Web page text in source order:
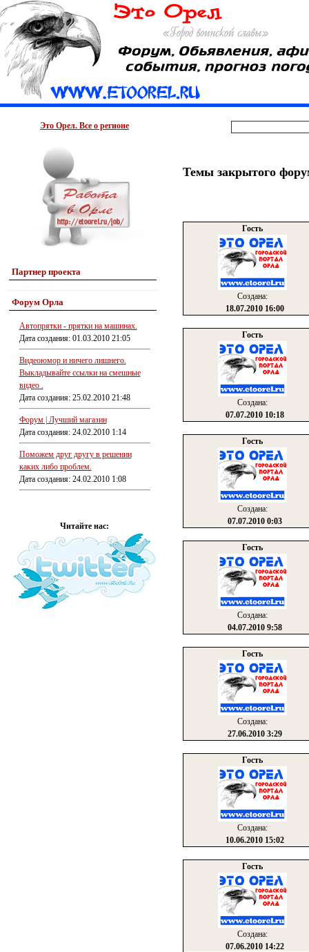
Это Орел. Все о регионе
Партнер проекта
Форум Орла
Автопрятки - прятки на машинах.
Дата создания: 01.03.2010 21:05
Видеоюмор и ничего лишнего.
Выкладывайте ссылки на смешные
видео .
Дата создания: 25.02.2010 21:48
Форум | Лучший магазин
Дата создания: 24.02.2010 1:14
Поможем друг другу в решении
каких либо проблем.
Дата создания: 24.02.2010 1:08
Читайте нас:
Темы закрытого
Гость
Создана:
18.07.2010 16:00
Гость
Создана:
07.07.2010 10:18
Гость
Создана:
07.07.2010 0:03
Гость
Создана:
04.07.2010 9:58
Гость
Создана:
27.06.2010 3:29
Гость
Создана:
10.06.2010 15:02
Гость
Создана:
07.06.2010 14:22